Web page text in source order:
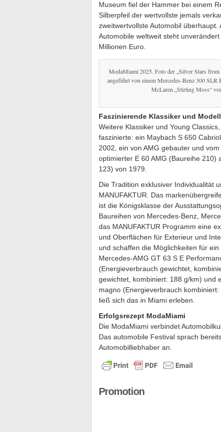
Museum fiel der Hammer bei einem
Silberpfeil der wertvollste jemals
zweitwertvollste Automobil
Automobile weltweit steht
Millionen Euro.
ModaMiami 2025. Foto der „Silver Stars from
angeführt von einem Mercedes-Benz 300
McLaren „Stirling Moss“
Faszinierende Klassiker und
Weitere Klassiker und Young
faszinierte: ein Maybach S 650
2002, ein von AMG gebauter und
optimierter E 60 AMG (Baureihe 210)
123) von 1979.
Die Tradition exklusiver Individualität
MANUFAKTUR. Das
ist die Königsklasse der
Baureihen von Mercedes-Benz,
das MANUFAKTUR Programm eine
und Oberflächen für Exterieur und
und schaffen die Möglichkeiten für
Mercedes-AMG GT 63 S E
(Energieverbrauch gewichtet,
gewichtet, kombiniert: 188 g/km) und
magno (Energieverbrauch
ließ sich das in Miami erleben.
Erfolgsrezept ModaMiami
Die ModaMiami verbindet
Das automobile Festival sprach
Automobilliebhaber an.
Promotion